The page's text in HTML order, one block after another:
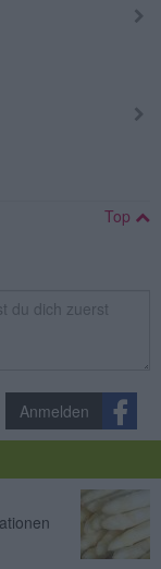
Top
Anmelden